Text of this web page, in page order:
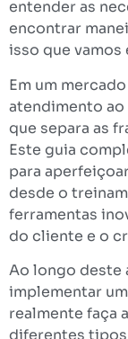
entender as
encontrar
isso que
Em um
atendimento
que separa as
Este guia
para
desde o
ferramentas
do cliente e o
Ao longo deste
implementar
realmente faça
diferentes tipos